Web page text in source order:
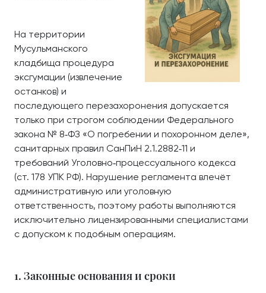
На территории
Мусульманского
кладбища процедура
эксгумации (извлечение
останков) и
последующего перезахоронения допускается
только при строгом соблюдении Федерального
закона № 8‑ФЗ «О погребении и похоронном деле»,
санитарных правил СанПиН 2.1.2882‑11 и
требований Уголовно‑процессуального кодекса
(ст. 178 УПК РФ). Нарушение регламента влечёт
административную или уголовную
ответственность, поэтому работы выполняются
исключительно лицензированными специалистами
с допуском к подобным операциям.
1. Законные основания и сроки